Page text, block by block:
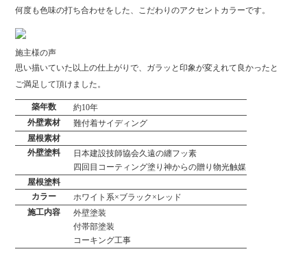
何度も色味の打ち合わせをした、こだわりのアクセントカラーです。
施主様の声
思い描いていた以上の仕上がりで、ガラッと印象が変えれて良かったと
ご満足して頂けました。
築年数
約10年
外壁素材
難付着サイディング
屋根素材
外壁塗料
日本建設技師協会久遠の纏フッ素
四回目コーティング塗り神からの贈り物光触媒
屋根塗料
カラー
ホワイト系×ブラック×レッド
施工内容
外壁塗装
付帯部塗装
コーキング工事